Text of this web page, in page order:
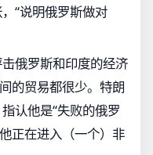
“说明俄罗斯做对
俄罗斯和印度的经济
的贸易都很少。特朗
认他是“失败的俄罗
正在进入（一个）非